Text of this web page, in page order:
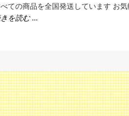
ての商品を全国発送しています お気
を読む